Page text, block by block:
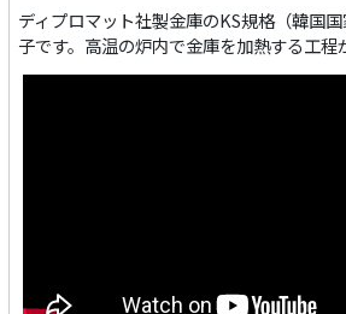
ディプロマット社製金庫のKS規格（韓国
子です。高温の炉内で金庫を加熱する工程